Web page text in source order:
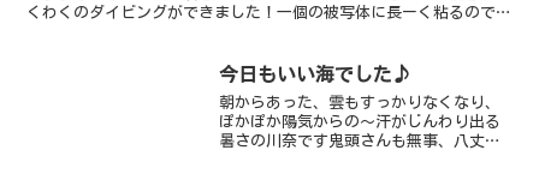
くわくのダイビングができました！一個の被写体に長ーく粘るので、
今日もいい海でした♪
朝からあった、雲もすっかりなくなり、
ぽかぽか陽気からの～汗がじんわり出る
暑さの川奈です鬼頭さんも無事、八丈島